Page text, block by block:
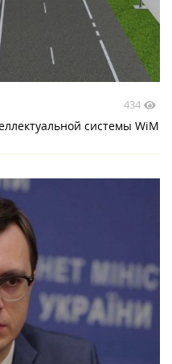
434
системы WiM